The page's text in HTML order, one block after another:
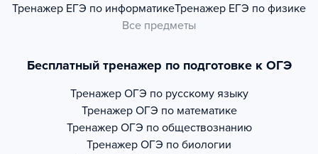
Тренажер ЕГЭ по информатикеТренажер ЕГЭ по физике
Все предметы
Бесплатный тренажер по подготовке к ОГЭ
Тренажер ОГЭ по русскому языку
Тренажер ОГЭ по математике
Тренажер ОГЭ по обществознанию
Тренажер ОГЭ по биологии